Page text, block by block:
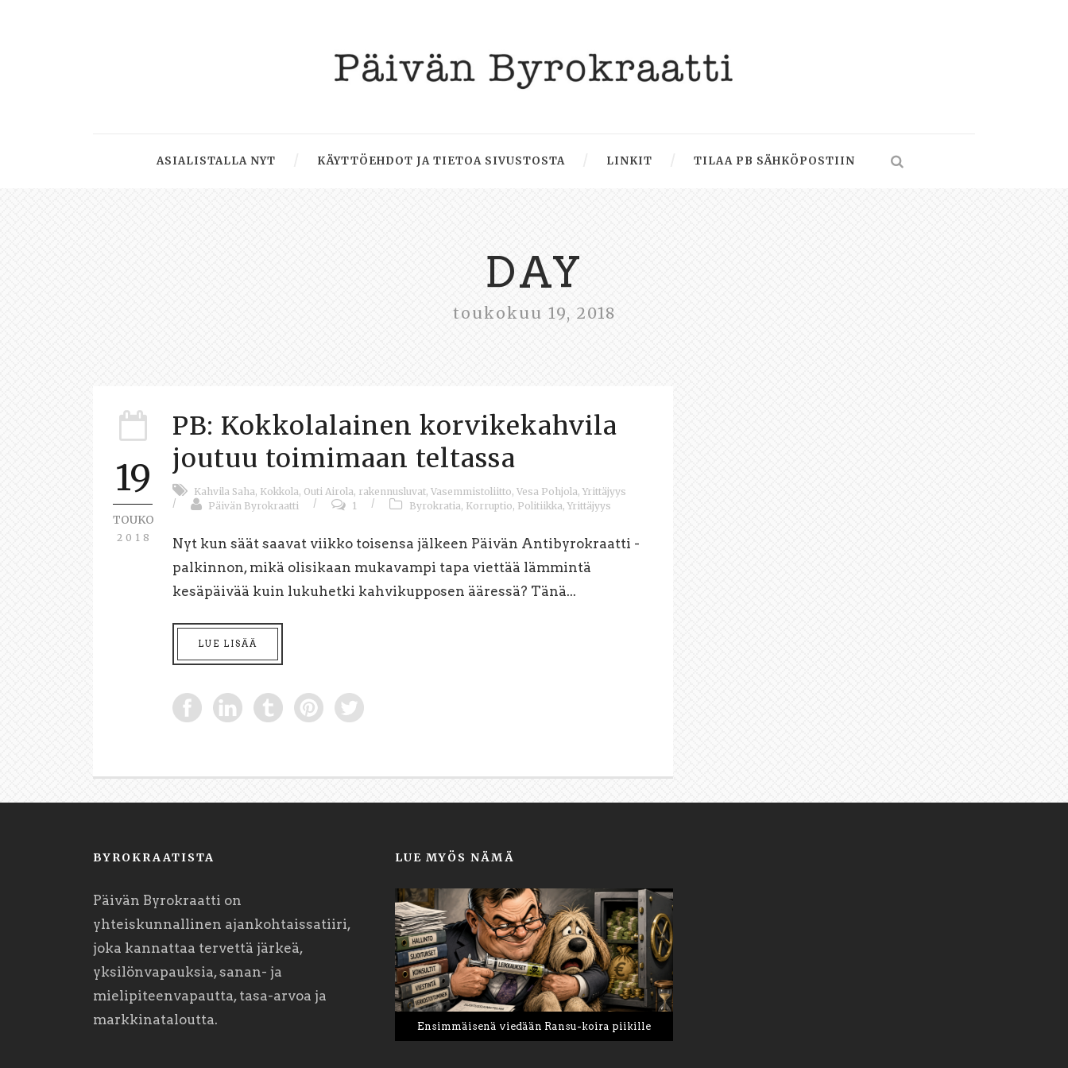
ASIALISTALLA NYT KÄYTTÖEHDOT JA TIETOA SIVUSTOSTA LINKIT TILAA PB SÄHKÖPOSTIIN
DAY
toukokuu 19, 2018
19
TOUKO
2018
PB: Kokkolalainen korvikekahvila
joutuu toimimaan teltassa
Kahvila Saha, Kokkola, Outi Airola, rakennusluvat, Vasemmistoliitto, Vesa Pohjola, Yrittäjyys
/
Päivän Byrokraatti / 1 / Byrokratia, Korruptio, Politiikka, Yrittäjyys
Nyt kun säät saavat viikko toisensa jälkeen Päivän Antibyrokraatti -
palkinnon, mikä olisikaan mukavampi tapa viettää lämmintä
kesäpäivää kuin lukuhetki kahvikupposen ääressä? Tänä...
LUE LISÄÄ
BYROKRAATISTA
Päivän Byrokraatti on
yhteiskunnallinen ajankohtaissatiiri,
joka kannattaa tervettä järkeä,
yksilönvapauksia, sanan- ja
mielipiteenvapautta, tasa-arvoa ja
markkinataloutta.
LUE MYÖS NÄMÄ
Ensimmäisenä viedään Ransu-koira piikille
PB: Tapaus Pretti
Tee vuodesta 2026 elämäsi paras vuosi